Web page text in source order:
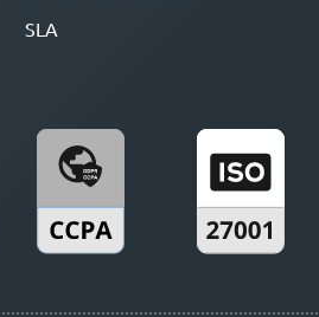
SLA